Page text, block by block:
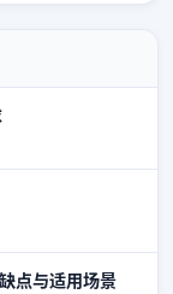
点与适用场景